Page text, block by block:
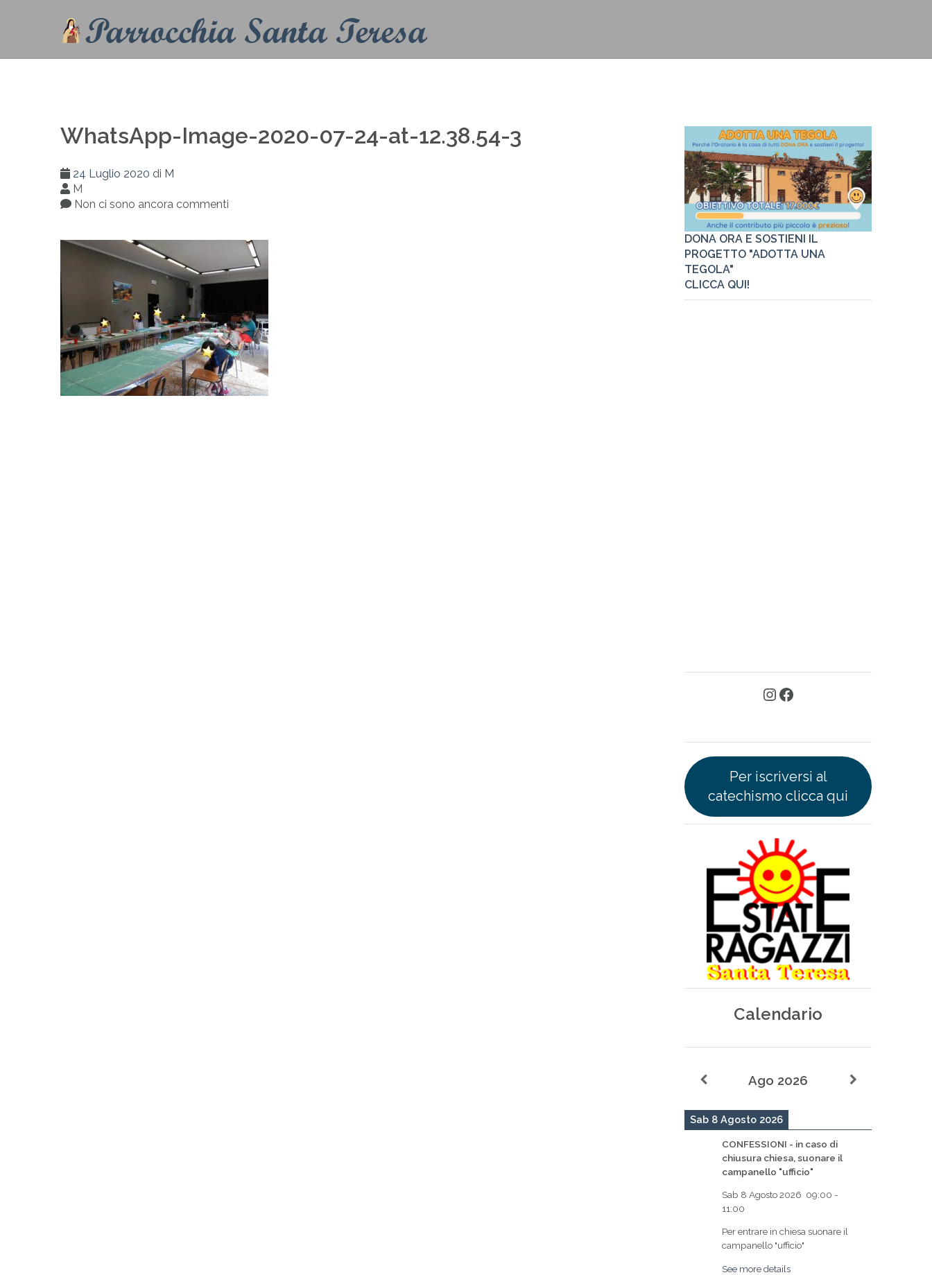
WhatsApp-Image-2020-07-24-at-12.38.54-3
24 Luglio 2020 di M
M
Non ci sono ancora commenti
DONA ORA E SOSTIENI IL
PROGETTO "ADOTTA UNA
TEGOLA"
CLICCA QUI!
Per iscriversi al
catechismo clicca qui
Calendario
Ago 2026
Sab 8 Agosto 2026
CONFESSIONI - in caso di
chiusura chiesa, suonare il
campanello "ufficio"
Sab 8 Agosto 2026 09:00 -
11:00
Per entrare in chiesa suonare il
campanello "ufficio"
See more details